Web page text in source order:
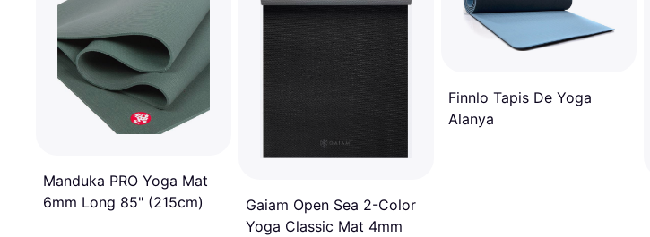
Manduka PRO Yoga Mat
6mm Long 85" (215cm)
Gaiam Open Sea 2-Color
Yoga Classic Mat 4mm
Finnlo Tapis De Yoga
Alanya